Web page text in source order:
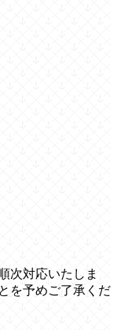
次対応いたしま
を予めご了承くだ